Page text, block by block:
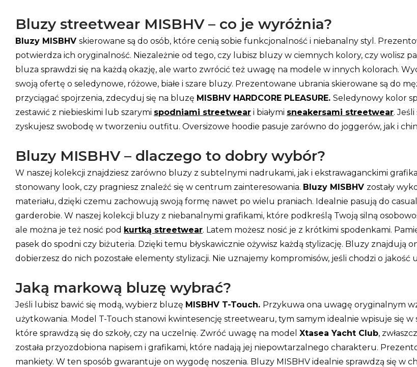
Bluzy streetwear MISBHV – co je wyróżnia?
Bluzy MISBHV skierowane są do osób, które cenią sobie funkcjonalność i niebanalny styl.
potwierdza ich oryginalność. Niezależnie od tego, czy lubisz bluzy w ciemnych kolory, czy wolisz
bluza sprawdzi się na każdą okazję, ale warto zwrócić też uwagę na modele w innych kolorach.
swoją ofertę o seledynowe, różowe, białe i szare bluzy. Prezentowane ubrania skierowane są do
przyciągać spojrzenia, zdecyduj się na bluzę MISBHV HARDCORE PLEASURE. Seledynowy kolor
zestawić z niebieskimi lub szarymi spodniami streetwear i białymi sneakersami streetwear.
zyskujesz swobodę w tworzeniu outfitu. Oversizowe hoodie pasuje zarówno do joggerów, jak i
Bluzy MISBHV – dlaczego to dobry wybór?
W naszej kolekcji znajdziesz zarówno bluzy z subtelnymi nadrukami, jak i ekstrawaganckimi
stonowany look, czy pragniesz znaleźć się w centrum zainteresowania. Bluzy MISBHV zostały
materiału, dzięki czemu zachowują swoją formę nawet po wielu praniach. Idealnie pasują do
garderobie. W naszej kolekcji bluzy z niebanalnymi grafikami, które podkreślą Twoją silną
ale można je też nosić pod kurtką streetwear. Latem możesz nosić je z krótkimi spodenkami.
pasek do spodni czy biżuteria. Dzięki temu błyskawicznie ożywisz każdą stylizację. Bluzy znajdują
dobierzesz do nich pozostałe elementy stylizacji. Nie uznajemy kompromisów, jeśli chodzi o
Jaką markową bluzę wybrać?
Jeśli lubisz bawić się modą, wybierz bluzę MISBHV T-Touch. Przykuwa ona uwagę oryginalnym
użytkowania. Model T-Touch stanowi kwintesencję streetwearu, tym samym idealnie wpisuje się
które sprawdzą się do szkoły, czy na uczelnię. Zwróć uwagę na model Xtasea Yacht Club,
została przyozdobiona napisem i grafikami, które nadają jej niepowtarzalnego charakteru.
mankiety. W ten sposób gwarantuje on wygodę noszenia. Bluzy MISBHV idealnie sprawdzą się w